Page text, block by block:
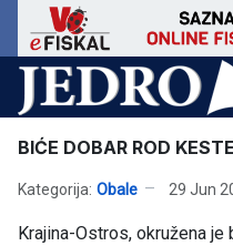
BIĆE DOBAR ROD
Kategorija: Obale 29 Jun
Krajina-Ostros, okružena